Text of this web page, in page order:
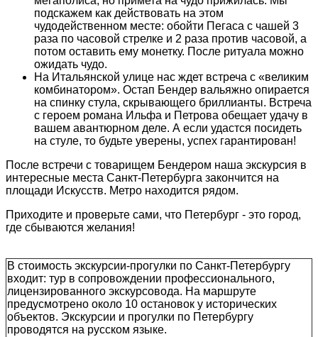
подскажем как действовать на этом
чудодейственном месте: обойти Пегаса с чашей 3
раза по часовой стрелке и 2 раза против часовой, а
потом оставить ему монетку. После ритуала можно
ожидать чудо.
На Итальянской улице нас ждет встреча с «великим
комбинатором». Остап Бендер вальяжно опирается
на спинку стула, скрывающего бриллианты. Встреча
с героем романа Ильфа и Петрова обещает удачу в
вашем авантюрном деле. А если удастся посидеть
на стуле, то будьте уверены, успех гарантирован!
После встречи с товарищем Бендером наша экскурсия в
интересные места Санкт-Петербурга закончится на
площади Искусств. Метро находится рядом.
Приходите и проверьте сами, что Петербург - это город,
где сбываются желания!
В стоимость экскурсии-прогулки по Санкт-Петербургу
входит: тур в сопровождении профессионального,
лицензированного экскурсовода. На маршруте
предусмотрено около 10 остановок у исторических
объектов. Экскурсии и прогулки по Петербургу
проводятся на русском языке.